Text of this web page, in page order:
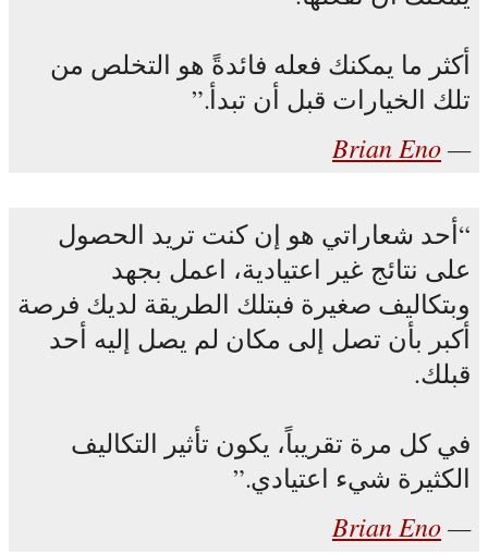
أكثر ما يمكنك فعله فائدةً هو التخلص من
تلك الخيارات قبل أن تبدأ.
Brian Eno
أحد شعاراتي هو إن كنت تريد الحصول
على نتائج غير اعتيادية، اعمل بجهد
وبتكاليف صغيرة فبتلك الطريقة لديك فرصة
أكبر بأن تصل إلى مكان لم يصل إليه أحد
قبلك.
في كل مرة تقريباً، يكون تأثير التكاليف
الكثيرة شيء اعتيادي.
Brian Eno